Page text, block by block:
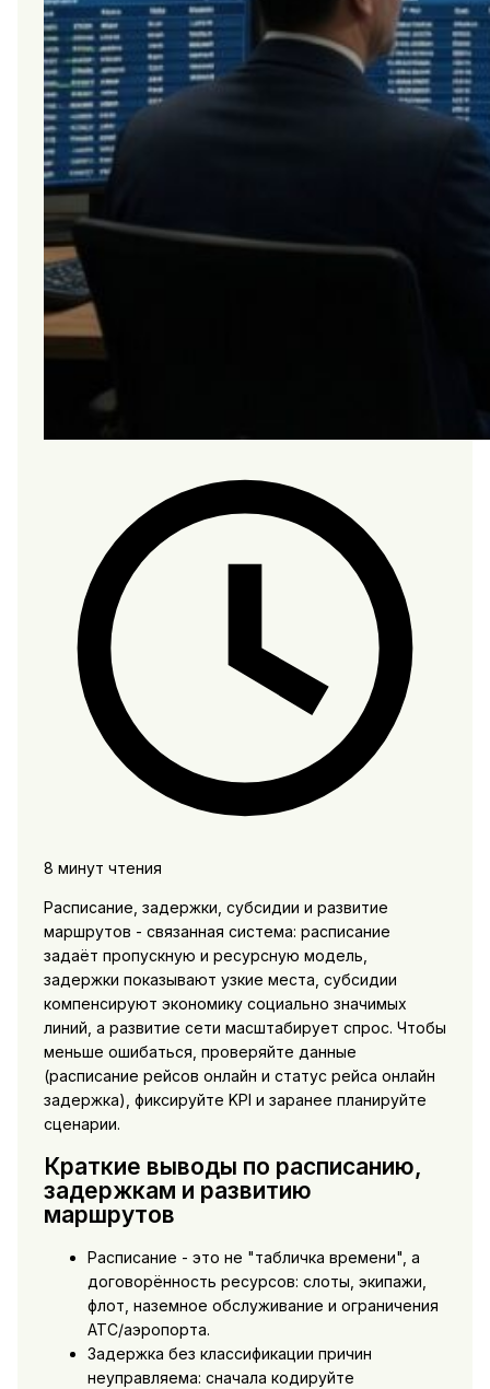
8 минут чтения
Расписание, задержки, субсидии и развитие
маршрутов - связанная система: расписание
задаёт пропускную и ресурсную модель,
задержки показывают узкие места, субсидии
компенсируют экономику социально значимых
линий, а развитие сети масштабирует спрос. Чтобы
меньше ошибаться, проверяйте данные
(расписание рейсов онлайн и статус рейса онлайн
задержка), фиксируйте KPI и заранее планируйте
сценарии.
Краткие выводы по расписанию,
задержкам и развитию
маршрутов
Расписание - это не "табличка времени", а
договорённость ресурсов: слоты, экипажи,
флот, наземное обслуживание и ограничения
ATC/аэропорта.
Задержка без классификации причин
неуправляема: сначала кодируйте